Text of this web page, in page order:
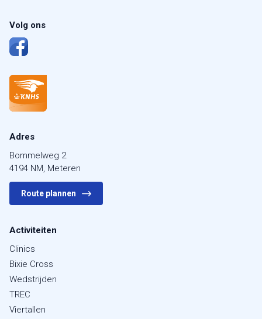
Volg ons
Adres
Bommelweg 2
4194 NM, Meteren
Route plannen
Activiteiten
Clinics
Bixie Cross
Wedstrijden
TREC
Viertallen